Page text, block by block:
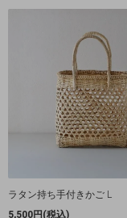
ラタン持ち手付きかご L
5,500円(税込)